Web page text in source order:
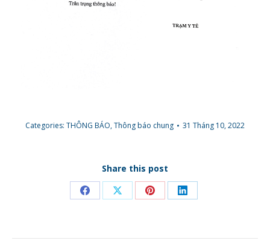
Categories: THÔNG BÁO,Thông báo chung 31 Tháng 10, 2022
Share this post
Share Share Share Share